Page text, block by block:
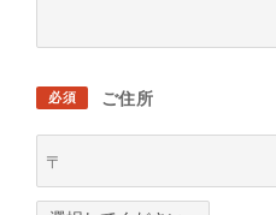
必須 ご住所
〒